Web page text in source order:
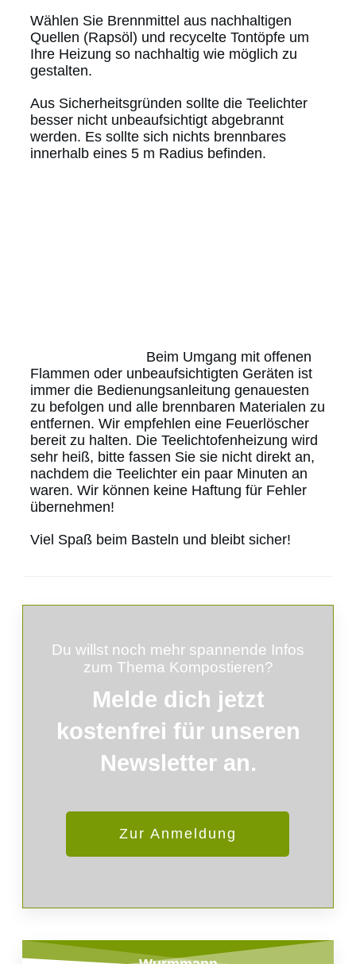
Wählen Sie Brennmittel aus nachhaltigen
Quellen (Rapsöl) und recycelte Tontöpfe um
Ihre Heizung so nachhaltig wie möglich zu
gestalten.
Aus Sicherheitsgründen sollte die Teelichter
besser nicht unbeaufsichtigt abgebrannt
werden. Es sollte sich nichts brennbares
innerhalb eines 5 m Radius befinden.
Beim Umgang mit offenen
Flammen oder unbeaufsichtigten Geräten ist
immer die Bedienungsanleitung genauesten
zu befolgen und alle brennbaren Materialen zu
entfernen. Wir empfehlen eine Feuerlöscher
bereit zu halten. Die Teelichtofenheizung wird
sehr heiß, bitte fassen Sie sie nicht direkt an,
nachdem die Teelichter ein paar Minuten an
waren. Wir können keine Haftung für Fehler
übernehmen!
Viel Spaß beim Basteln und bleibt sicher!
Du willst noch mehr spannende Infos
zum Thema Kompostieren?
Melde dich jetzt
kostenfrei für unseren
Newsletter an.
Zur Anmeldung